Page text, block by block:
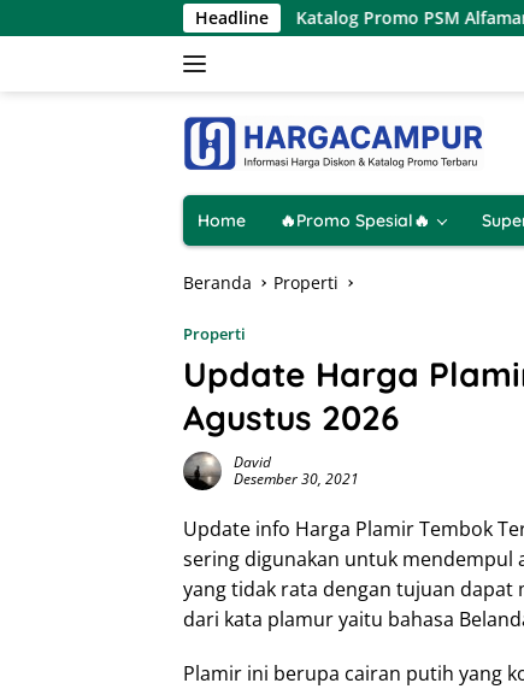
ke
Headline
Katalog Promo PSM Alfamart Terbaru 8
Home 🔥Promo Spesial🔥
Beranda Properti
Properti
Update Harga
Agustus 2026
David
Desember 30, 2021
Update info Harga Plamir Tembok
sering digunakan untuk
yang tidak rata dengan tujuan dapat
dari kata plamur yaitu bahasa
Plamir ini berupa cairan putih yang